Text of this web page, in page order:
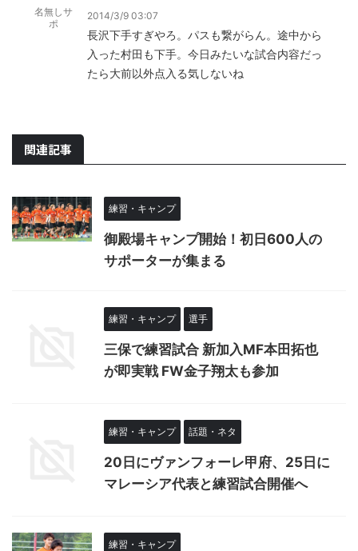
名無しサ
ポ
2014/3/9 03:07
長沢下手すぎやろ。パスも繋がらん。途中から
入った村田も下手。今日みたいな試合内容だっ
たら大前以外点入る気しないね
関連記事
練習・キャンプ
御殿場キャンプ開始！初日600人の
サポーターが集まる
練習・キャンプ 選手
三保で練習試合 新加入MF本田拓也
が即実戦 FW金子翔太も参加
練習・キャンプ 話題・ネタ
20日にヴァンフォーレ甲府、25日に
マレーシア代表と練習試合開催へ
練習・キャンプ